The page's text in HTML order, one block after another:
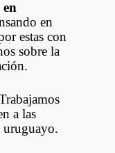
en
en
estas con
sobre la
a las
uruguayo.